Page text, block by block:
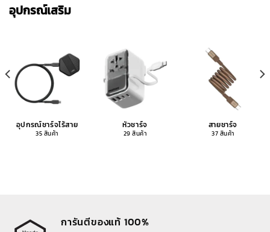
อุปกรณ์เสริม
อุปกรณ์ชาร์จไร้สาย
35 สินค้า
หัวชาร์จ
29 สินค้า
สายชาร์จ
37 สินค้า
การันตีของแท้ 100%